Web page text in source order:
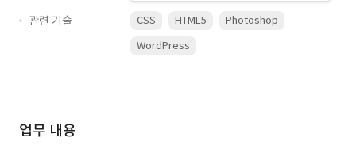
관련 기술
CSS HTML5
Photoshop
WordPress
업무 내용